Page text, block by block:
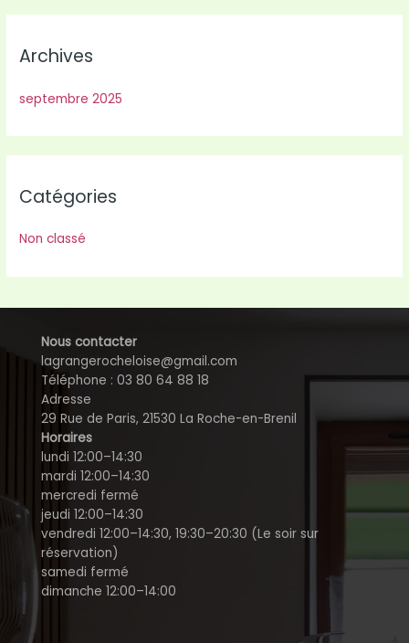
Archives
septembre 2025
Catégories
Non classé
Nous contacter
lagrangerocheloise@gmail.com
Téléphone : 03 80 64 88 18
Adresse
29 Rue de Paris, 21530 La Roche-en-Brenil
Horaires
lundi 12:00–14:30
mardi 12:00–14:30
mercredi fermé
jeudi 12:00–14:30
vendredi 12:00–14:30, 19:30–20:30 (Le soir sur
réservation)
samedi fermé
dimanche 12:00–14:00